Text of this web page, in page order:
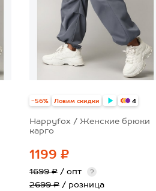
-56% Ловим скидки 4
Happyfox / Женские брюки
карго
1199 ₽
1699 ₽ / опт ?
2699 ₽ / розница